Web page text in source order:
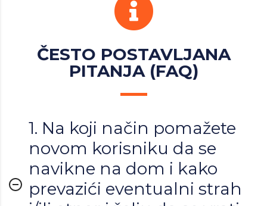
ČESTO POSTAVLJANA
PITANJA (FAQ)
1. Na koji način pomažete
novom korisniku da se
navikne na dom i kako
prevazići eventualni strah